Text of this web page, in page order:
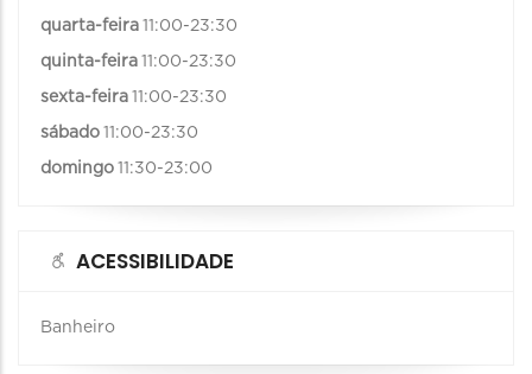
quarta-feira 11:00-23:30
quinta-feira 11:00-23:30
sexta-feira 11:00-23:30
sábado 11:00-23:30
domingo 11:30-23:00
ACESSIBILIDADE
Banheiro